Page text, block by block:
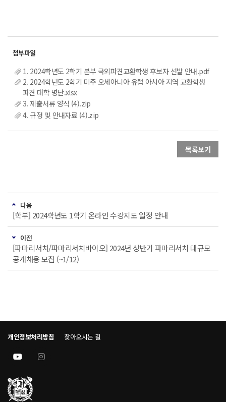
1. 2024학년도 2학기 본부 국외파견교환학생 후보자 선발 안내.pdf
2. 2024학년도 2학기 미주 오세아니아 유럽 아시아 지역 교환학생
파견 대학 명단.xlsx
3. 제출서류 양식 (4).zip
4. 규정 및 안내자료 (4).zip
목록보기
다음
[학부] 2024학년도 1학기 온라인 수강지도 일정 안내
이전
[파마리서치/파마리서치바이오] 2024년 상반기 파마리서치 대규모
공개채용 모집 (~1/12)
개인정보처리방침 찾아오시는 길